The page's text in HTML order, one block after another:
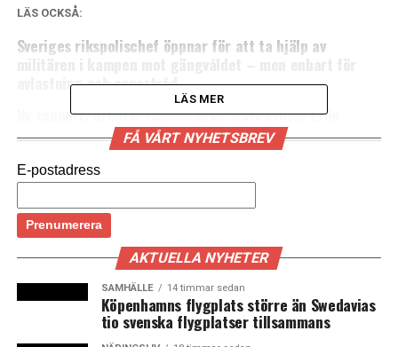
LÄS OCKSÅ:
Sveriges rikspolischef öppnar för att ta hjälp av
avlastning och expertråd
Ny rapport: Greater Copenhagen starka inom grön
forskning, men släpar efter i innovationskraft och
LÄS MER
FÅ VÅRT NYHETSBREV
E-postadress
AKTUELLA NYHETER
SAMHÄLLE 14 timmar sedan
Köpenhamns flygplats större än Swedavias
tio svenska flygplatser tillsammans